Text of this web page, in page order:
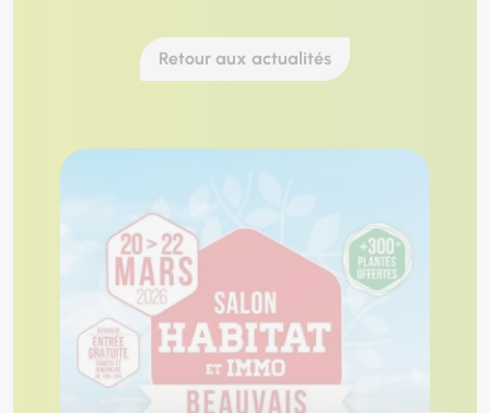
Retour aux actualités